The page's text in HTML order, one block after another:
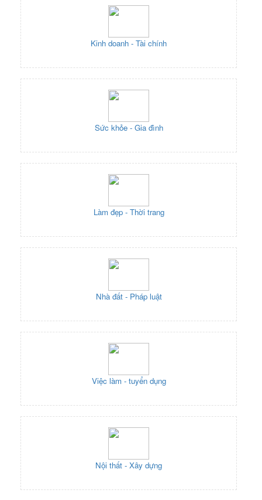
Kinh doanh - Tài chính
Sức khỏe - Gia đình
Làm đẹp - Thời trang
Nhà đất - Pháp luật
Việc làm - tuyển dụng
Nội thất - Xây dựng